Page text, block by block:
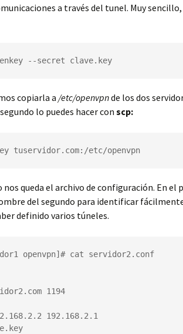
a través del tunel. Muy
--secret clave.key
copiarla a /etc/openvpnde los dos
lo puedes hacer con scp:
tuservidor.com:/etc/openvpn
queda el archivo de configuración. En el
del segundo para identificar
definido varios túneles.
openvpn]# cat servidor2.conf
1194
192.168.2.1